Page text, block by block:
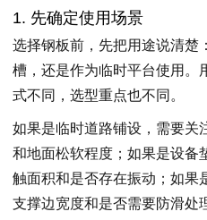
1. 先确定使用场景
选择钢板前，先把用途说清楚
槽，还是作为临时平台使用。
式不同，选型重点也不同。
如果是临时道路铺设，需要关
和地面松软程度；如果是设备
触面积和是否存在振动；如果
支撑边宽度和是否需要防滑处